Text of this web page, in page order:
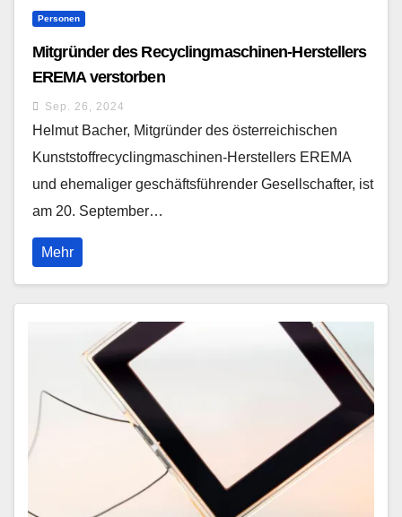
Personen
Mitgründer des Recyclingmaschinen-Herstellers
EREMA verstorben
Sep. 26, 2024
Helmut Bacher, Mitgründer des österreichischen
Kunststoffrecyclingmaschinen-Herstellers EREMA
und ehemaliger geschäftsführender Gesellschafter, ist
am 20. September…
Mehr